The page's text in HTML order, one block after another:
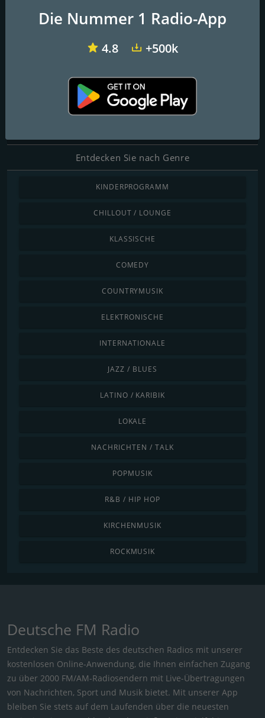
Karneval Radio
FM-Frequenzen
Entdecken Sie nach Genre
KINDERPROGRAMM
CHILLOUT / LOUNGE
KLASSISCHE
COMEDY
COUNTRYMUSIK
ELEKTRONISCHE
INTERNATIONALE
JAZZ / BLUES
LATINO / KARIBIK
LOKALE
NACHRICHTEN / TALK
POPMUSIK
R&B / HIP HOP
KIRCHENMUSIK
ROCKMUSIK
Deutsche FM Radio
Entdecken Sie das Beste des deutschen Radios mit unserer
kostenlosen Online-Anwendung, die Ihnen einfachen Zugang
zu über 2000 FM/AM-Radiosendern mit Live-Übertragungen
von Nachrichten, Sport und Musik bietet. Mit unserer App
bleiben Sie stets auf dem Laufenden über die neuesten
Die Nummer 1 Radio-App
4.8 +500k